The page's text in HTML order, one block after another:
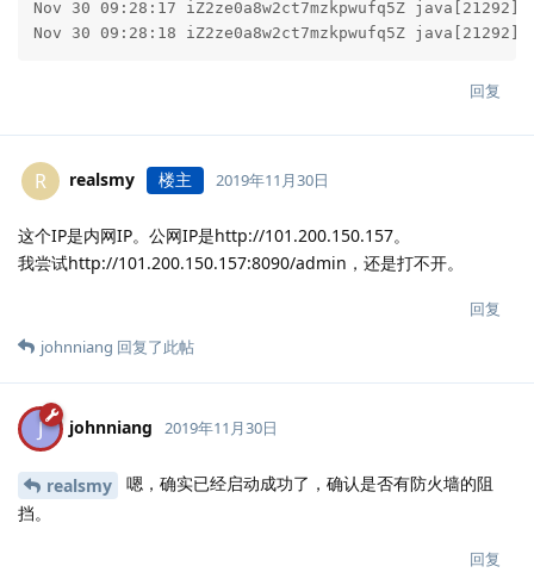
Nov 30 09:28:17 iZ2ze0a8w2ct7mzkpwufq5Z
Nov 30 09:28:18 iZ2ze0a8w2ct7mzkpwufq5Z
回复
R realsmy 楼主 2019年11月30日
这个IP是内网IP。公网IP是http://101.200.150.157。
我尝试http://101.200.150.157:8090/admin，还是打不开。
回复
johnniang 回复了此帖
J johnniang 2019年11月30日
realsmy
嗯，确实已经启动成功了，确认是否有防火墙的阻
挡。
回复